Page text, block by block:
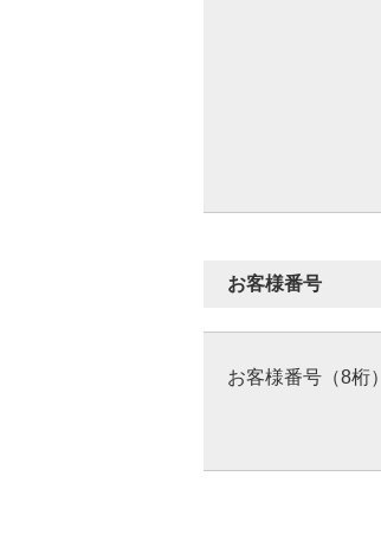
お客様番号
お客様番号（8桁）